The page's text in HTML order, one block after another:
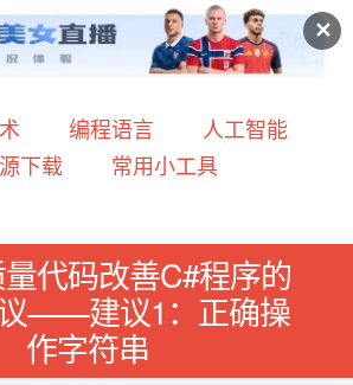
✕
编程语言
人工智能
下载
常用小工具
代码改善C#程序的
——建议1：正确操
作字符串